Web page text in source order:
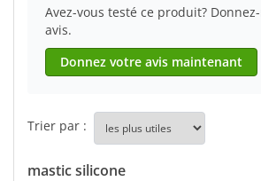
Avez-vous testé ce produit?
avis.
Donnez votre avis maintenant
Trier par :
mastic silicone